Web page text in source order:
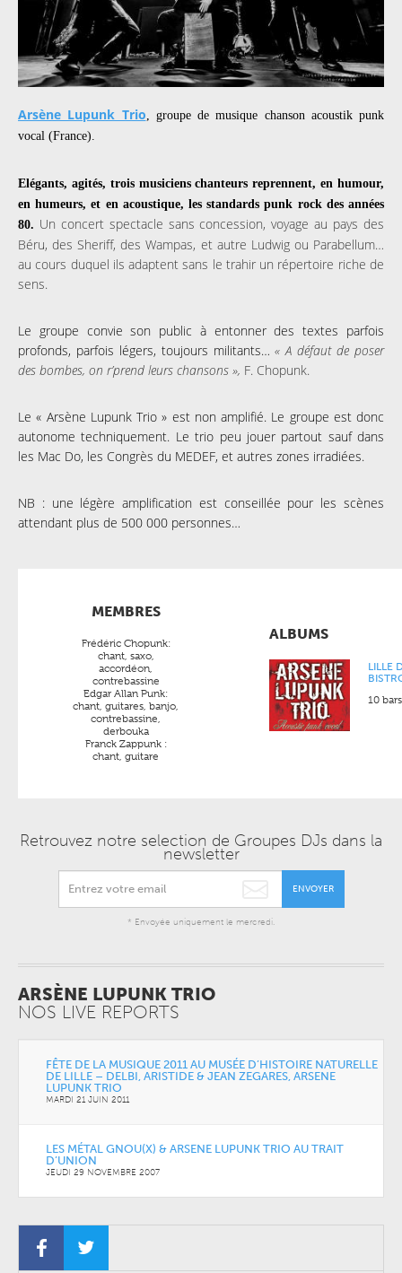
Arsène Lupunk Trio , groupe de musique chanson acoustik punk
vocal (France).
Elégants, agités, trois musiciens chanteurs reprennent, en humour,
en humeurs, et en acoustique, les standards punk rock des années
80. Un concert spectacle sans concession, voyage au pays des
Béru, des Sheriff, des Wampas, et autre Ludwig ou Parabellum…
au cours duquel ils adaptent sans le trahir un répertoire riche de
sens.
Le groupe convie son public à entonner des textes parfois
profonds, parfois légers, toujours militants…« A défaut de poser
des bombes, on r’prend leurs chansons », F. Chopunk.
Le « Arsène Lupunk Trio » est non amplifié. Le groupe est donc
autonome techniquement. Le trio peu jouer partout sauf dans
les Mac Do, les Congrès du MEDEF, et autres zones irradiées.
NB : une légère amplification est conseillée pour les scènes
attendant plus de 500 000 personnes…
MEMBRES
Frédéric Chopunk:
chant, saxo,
accordéon,
contrebassine
Edgar Allan Punk:
chant, guitares, banjo,
contrebassine,
derbouka
Franck Zappunk :
chant, guitare
ALBUMS
LILLE
10
Retrouvez notre selection de Groupes DJs dans la
newsletter
ENVOYER
* Envoyée uniquement le mercredi.
ARSÈNE LUPUNK TRIO
NOS LIVE REPORTS
FÊTE DE LA MUSIQUE 2011 AU MUSÉE D’HISTOIRE NATURELLE
DE LILLE – DELBI, ARISTIDE & JEAN ZEGARES, ARSENE
LUPUNK TRIO
MARDI 21 JUIN 2011
LES MÉTAL GNOU(X) & ARSENE LUPUNK TRIO AU TRAIT
D’UNION
JEUDI 29 NOVEMBRE 2007